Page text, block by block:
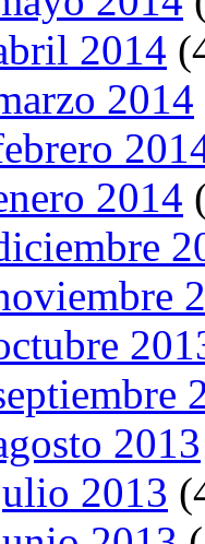
2014
2014
2014
2013
2013